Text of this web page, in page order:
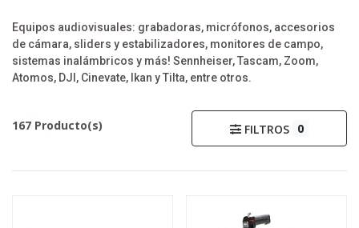
Equipos audiovisuales: grabadoras, micrófonos, accesorios
de cámara, sliders y estabilizadores, monitores de campo,
sistemas inalámbricos y más! Sennheiser, Tascam, Zoom,
Atomos, DJI, Cinevate, Ikan y Tilta, entre otros.
167 Producto(s) FILTROS 0